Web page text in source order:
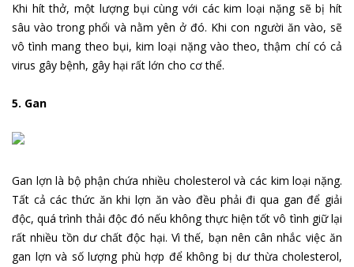
Khi hít thở, một lượng bụi cùng với các kim loại nặng sẽ bị hít
sâu vào trong phổi và nằm yên ở đó. Khi con người ăn vào, sẽ
vô tình mang theo bụi, kim loại nặng vào theo, thậm chí có cả
virus gây bệnh, gây hại rất lớn cho cơ thể.
5. Gan
Gan lợn là bộ phận chứa nhiều cholesterol và các kim loại nặng.
Tất cả các thức ăn khi lợn ăn vào đều phải đi qua gan để giải
độc, quá trình thải độc đó nếu không thực hiện tốt vô tình giữ lại
rất nhiều tồn dư chất độc hại. Vì thế, bạn nên cân nhắc việc ăn
gan lợn và số lượng phù hợp để không bị dư thừa cholesterol,